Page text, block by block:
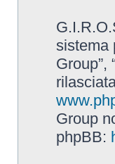
sistema
Group”,
Group
phpBB: